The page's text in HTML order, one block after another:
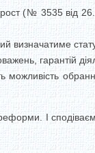
(№ 3535 від
гарантій
І